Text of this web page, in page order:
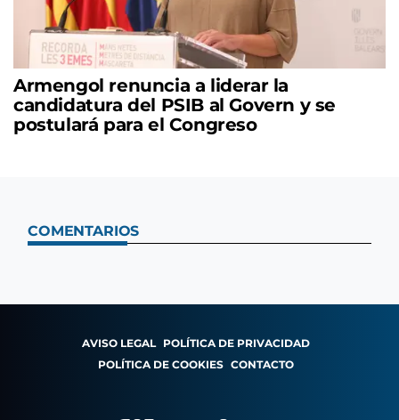
Armengol renuncia a liderar la
candidatura del PSIB al Govern y se
postulará para el Congreso
COMENTARIOS
AVISO LEGAL POLÍTICA DE PRIVACIDAD
POLÍTICA DE COOKIES CONTACTO